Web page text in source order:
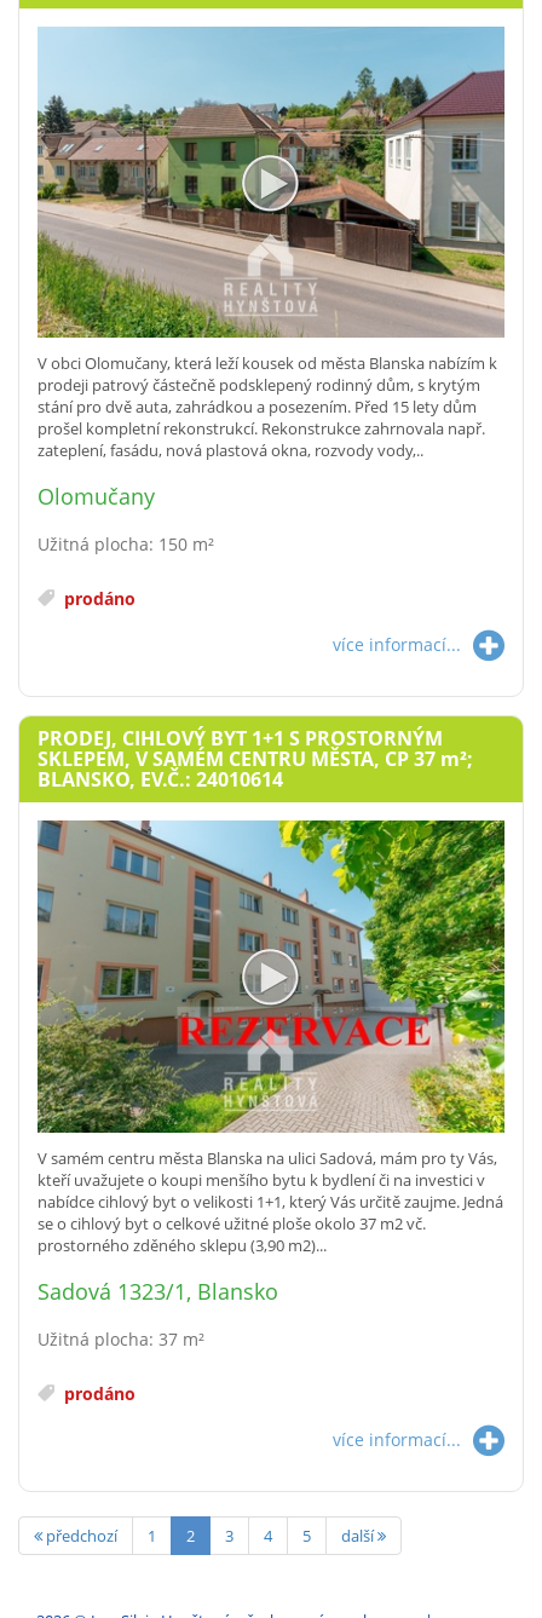
V obci Olomučany, která leží kousek od města Blanska nabízím k
prodeji patrový částečně podsklepený rodinný dům, s krytým
stání pro dvě auta, zahrádkou a posezením. Před 15 lety dům
prošel kompletní rekonstrukcí. Rekonstrukce zahrnovala např.
zateplení, fasádu, nová plastová okna, rozvody vody,..
Olomučany
Užitná plocha: 150 m²
prodáno
více informací...
PRODEJ, CIHLOVÝ BYT 1+1 S PROSTORNÝM
SKLEPEM, V SAMÉM CENTRU MĚSTA, CP 37 m²;
BLANSKO, EV.Č.: 24010614
V samém centru města Blanska na ulici Sadová, mám pro ty Vás,
kteří uvažujete o koupi menšího bytu k bydlení či na investici v
nabídce cihlový byt o velikosti 1+1, který Vás určitě zaujme. Jedná
se o cihlový byt o celkové užitné ploše okolo 37 m2 vč.
prostorného zděného sklepu (3,90 m2)...
Sadová 1323/1, Blansko
Užitná plocha: 37 m²
prodáno
více informací...
předchozí 1 2 3 4 5 další